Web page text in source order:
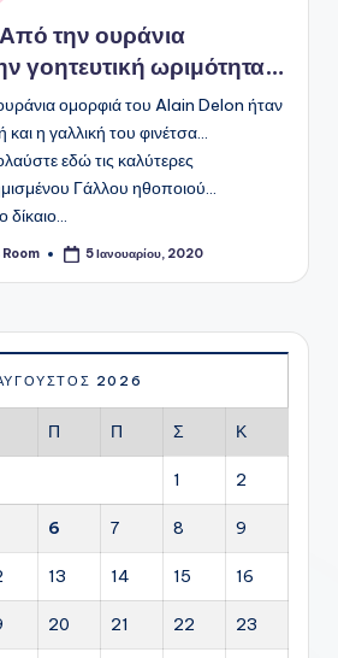
την ουράνια
γοητευτική ωριμότητα…
ομορφιά του Alain Delon ήταν
η γαλλική του φινέτσα...
εδώ τις καλύτερες
Γάλλου ηθοποιού...
δίκαιο…
Room 5 Ιανουαρίου, 2020
2026
Π Π Σ Κ
1 2
6 7 8 9
13 14 15 16
20 21 22 23